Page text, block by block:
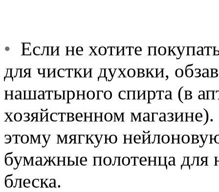
• Если не хотите
для чистки духовки,
нашатырного спирта (в
хозяйственном
этому мягкую
бумажные полотенца для
блеска.